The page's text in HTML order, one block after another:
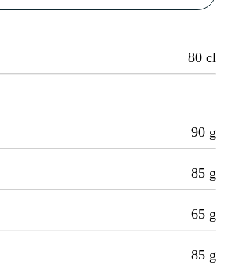
80 cl
90 g
85 g
65 g
85 g